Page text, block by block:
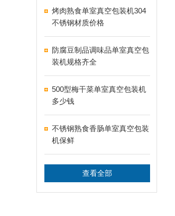
烤肉熟食单室真空包装机304
不锈钢材质价格
防腐豆制品调味品单室真空包
装机规格齐全
500型梅干菜单室真空包装机
多少钱
不锈钢熟食香肠单室真空包装
机保鲜
查看全部